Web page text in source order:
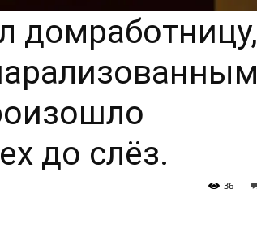
домработницу,
до слёз.
36